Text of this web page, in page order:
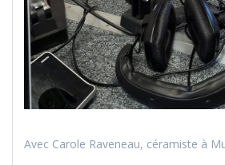
Avec Carole Raveneau, céramiste à